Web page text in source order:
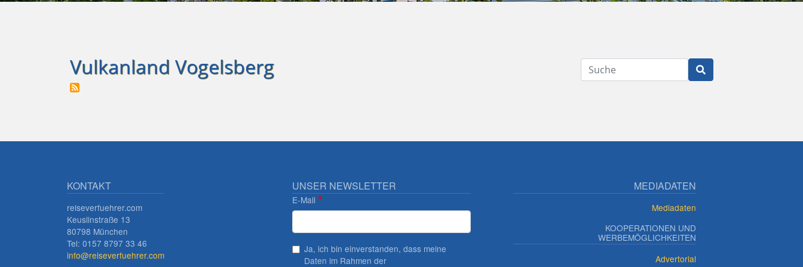
Vulkanland Vogelsberg Suche
KONTAKT
reiseverfuehrer.com
Keuslinstraße 13
80798 München
Tel: 0157 8797 33 46
info@reiseverfuehrer.com
UNSER NEWSLETTER
E-Mail
Ja, ich bin einverstanden, dass meine
Daten im Rahmen der
MEDIADATEN
Mediadaten
KOOPERATIONEN UND
WERBEMÖGLICHKEITEN
Advertorial